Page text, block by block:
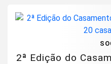
2ª Edição do